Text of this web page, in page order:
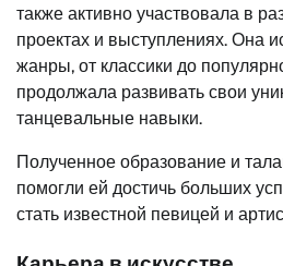
также активно участвовала в
проектах и выступлениях. Она
жанры, от классики до
продолжала развивать свои
танцевальные навыки.
Полученное образование и
помогли ей достичь больших
стать известной певицей и